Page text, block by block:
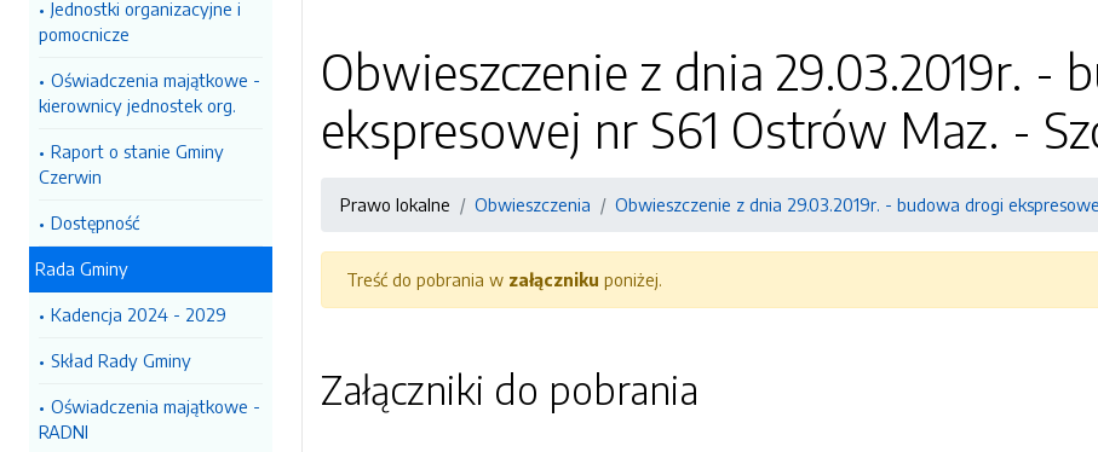
Jednostki organizacyjne i
pomocnicze
Oświadczenia majątkowe -
kierownicy jednostek org.
Raport o stanie Gminy
Czerwin
Dostępność
Rada Gminy
Kadencja 2024 - 2029
Skład Rady Gminy
Oświadczenia majątkowe -
RADNI
Obwieszczenie z dnia 29.03.2019r. -
ekspresowej nr S61 Ostrów Maz. -
Prawo lokalne Obwieszczenia Obwieszczenie z dnia 29.03.2019r. - budowa drogi
Treść do pobrania w załączniku poniżej.
Załączniki do pobrania